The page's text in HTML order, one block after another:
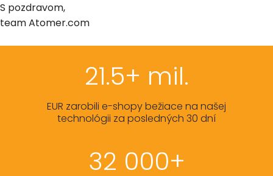
S pozdravom,
team Atomer.com
21.5+ mil.
EUR zarobili e-shopy bežiace na našej
technológii za posledných 30 dní
32 000+